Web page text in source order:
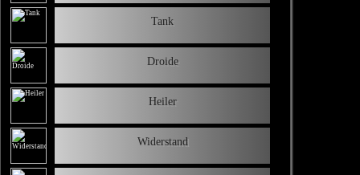
Tank
Droide
Heiler
Widerstand